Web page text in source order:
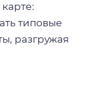
типовые
разгружая